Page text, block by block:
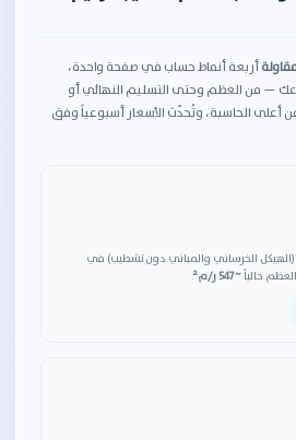
أربعة أنماط حساب في صفحة واحدة،
— من العظم وحتى التسليم النهائي أو
أعلى الحاسبة، وتُحدّث الأسعار أسبوعياً وفق
(الهيكل الخرساني والمباني دون تشطيب) في
حالياً~547 ر/م² .